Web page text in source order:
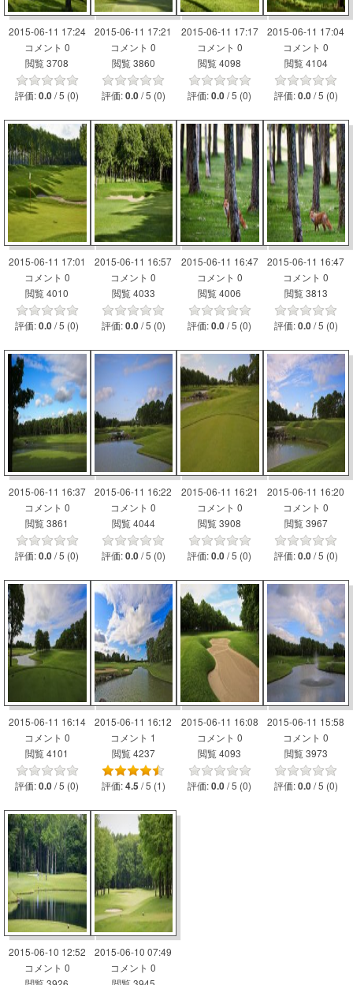
2015-06-11 17:24
コメント 0
閲覧 3708
評価:0.0 / 5 (0)
2015-06-11 17:21
コメント 0
閲覧 3860
評価:0.0 / 5 (0)
2015-06-11 17:17
コメント 0
閲覧 4098
評価:0.0 / 5 (0)
2015-06-11 17:04
コメント 0
閲覧 4104
評価:0.0 / 5 (0)
2015-06-11 17:01
コメント 0
閲覧 4010
評価:0.0 / 5 (0)
2015-06-11 16:57
コメント 0
閲覧 4033
評価:0.0 / 5 (0)
2015-06-11 16:47
コメント 0
閲覧 4006
評価:0.0 / 5 (0)
2015-06-11 16:47
コメント 0
閲覧 3813
評価:0.0 / 5 (0)
2015-06-11 16:37
コメント 0
閲覧 3861
評価:0.0 / 5 (0)
2015-06-11 16:22
コメント 0
閲覧 4044
評価:0.0 / 5 (0)
2015-06-11 16:21
コメント 0
閲覧 3908
評価:0.0 / 5 (0)
2015-06-11 16:20
コメント 0
閲覧 3967
評価:0.0 / 5 (0)
2015-06-11 16:14
コメント 0
閲覧 4101
評価:0.0 / 5 (0)
2015-06-11 16:12
コメント 1
閲覧 4237
評価:4.5 / 5 (1)
2015-06-11 16:08
コメント 0
閲覧 4093
評価:0.0 / 5 (0)
2015-06-11 15:58
コメント 0
閲覧 3973
評価:0.0 / 5 (0)
2015-06-10 12:52
コメント 0
2015-06-10 07:49
コメント 0